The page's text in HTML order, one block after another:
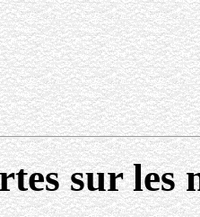
sur les